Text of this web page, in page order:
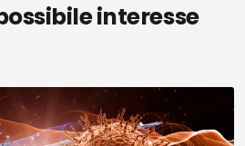
interesse